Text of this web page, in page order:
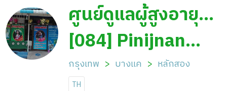
ศูนย์ดูแลผู้สูงอายุ
พินิจนันท์ เนอร์สซิ่ง
โฮม
[084] Pinijnan
Nursing Home
กรุงเทพ บางแค หลักสอง
TH